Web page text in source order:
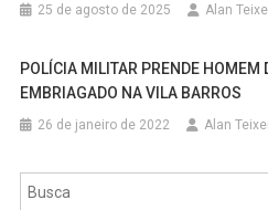
25 de agosto de 2025 Alan
POLÍCIA MILITAR PRENDE HOMEM
EMBRIAGADO NA VILA BARROS
26 de janeiro de 2022 Alan
Pesquisar